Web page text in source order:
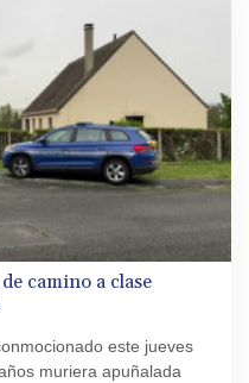
camino a clase
este jueves
muriera apuñalada